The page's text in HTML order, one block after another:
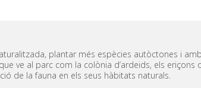
plantar més espècies autòctones i
ve al parc com la colònia d’ardeids, els eriçons
de la fauna en els seus hàbitats naturals.